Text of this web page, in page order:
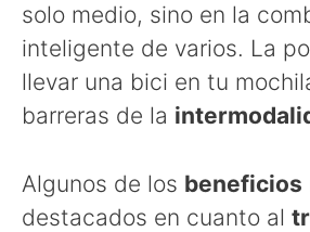
solo medio, sino en la
inteligente de varios. La
llevar una bici en tu
barreras de la
Algunos de los beneficios
destacados en cuanto al